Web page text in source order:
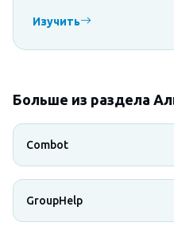
Изучить
Больше из раздела
Combot
GroupHelp